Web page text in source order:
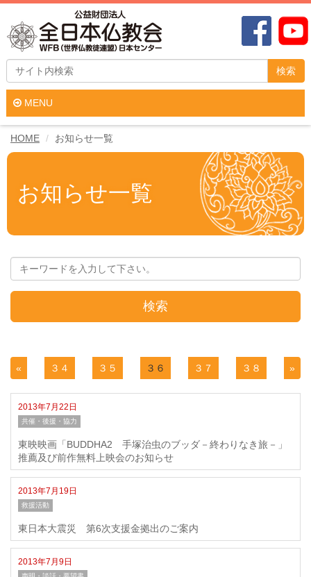
検索
MENU
HOME お知らせ一覧
お知らせ一覧
検索
« ３４ ３５ ３６ ３７ ３８ »
2013年7月22日
共催・後援・協力
東映映画「BUDDHA2 手塚治虫のブッダ－終わりなき旅－」
推薦及び前作無料上映会のお知らせ
2013年7月19日
救援活動
東日本大震災 第6次支援金拠出のご案内
2013年7月9日